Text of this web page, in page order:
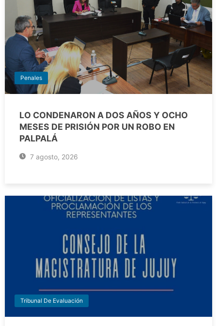
Penales
LO CONDENARON A DOS AÑOS Y OCHO
MESES DE PRISIÓN POR UN ROBO EN
PALPALÁ
7 agosto, 2026
Tribunal De Evaluación